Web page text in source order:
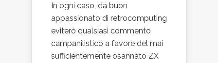
In ogni caso, da buon
appassionato di retrocomputing
eviterò qualsiasi commento
campanilistico a favore del mai
sufficientemente osannato ZX